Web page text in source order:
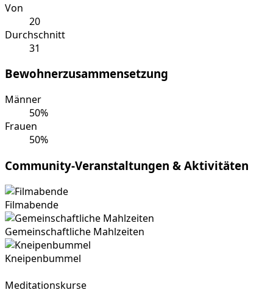
Von
20
Durchschnitt
31
Bewohnerzusammensetzung
Männer
50%
Frauen
50%
Community-Veranstaltungen & Aktivitäten
Filmabende
Gemeinschaftliche Mahlzeiten
Kneipenbummel
Meditationskurse